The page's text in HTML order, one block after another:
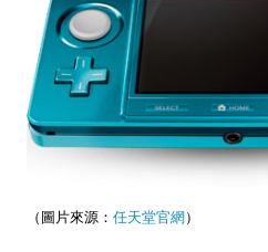
（圖片來源： 任天堂官網）